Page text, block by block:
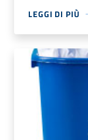
LEGGI DI PIÙ